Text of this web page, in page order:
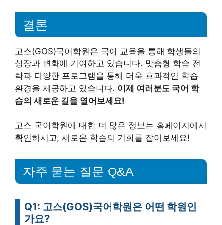
결론
고스(GOS)국어학원은 국어 교육을 통해 학생들의
성장과 변화에 기여하고 있습니다. 맞춤형 학습 전
략과 다양한 프로그램을 통해 더욱 효과적인 학습
환경을 제공하고 있습니다. 이제 여러분도 국어 학
습의 새로운 길을 열어보세요!
고스 국어학원에 대한 더 많은 정보는 홈페이지에서
확인하시고, 새로운 학습의 기회를 잡아보세요!
자주 묻는 질문 Q&A
Q1: 고스(GOS)국어학원은 어떤 학원인
가요?